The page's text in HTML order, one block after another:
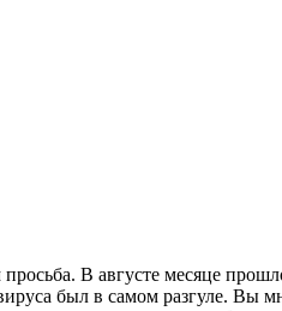
В августе месяце
был в самом разгуле. Вы